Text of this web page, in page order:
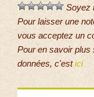
Soyez
Pour laisser une
vous acceptez un
Pour en savoir plus
données, c'estici